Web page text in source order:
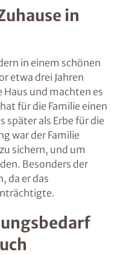
in
in einem schönen
etwa drei Jahren
Haus und machten es
für die Familie einen
später als Erbe für die
war der Familie
sichern, und um
Besonders der
da er das